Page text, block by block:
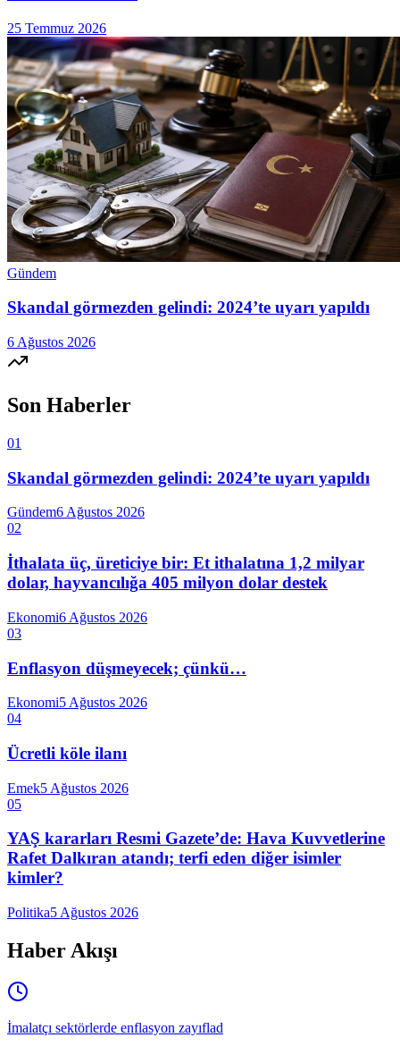
25 Temmuz 2026
Gündem
Skandal görmezden gelindi: 2024’te uyarı yapıldı
6 Ağustos 2026
Son Haberler
01
Skandal görmezden gelindi: 2024’te uyarı yapıldı
Gündem6 Ağustos 2026
02
İthalata üç, üreticiye bir: Et ithalatına 1,2 milyar
dolar, hayvancılığa 405 milyon dolar destek
Ekonomi6 Ağustos 2026
03
Enflasyon düşmeyecek; çünkü…
Ekonomi5 Ağustos 2026
04
Ücretli köle ilanı
Emek5 Ağustos 2026
05
YAŞ kararları Resmi Gazete’de: Hava Kuvvetlerine
Rafet Dalkıran atandı; terfi eden diğer isimler
kimler?
Politika5 Ağustos 2026
Haber Akışı
İmalatçı sektörlerde enflasyon zayıflad